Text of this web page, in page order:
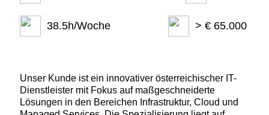
38.5h/Woche > € 65.000
Unser Kunde ist ein innovativer österreichischer IT-
Dienstleister mit Fokus auf maßgeschneiderte
Lösungen in den Bereichen Infrastruktur, Cloud und